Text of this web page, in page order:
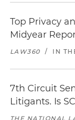
Top Privacy
Midyear
LAW360 / IN
7th Circuit
Litigants. Is
THE NATIONAL